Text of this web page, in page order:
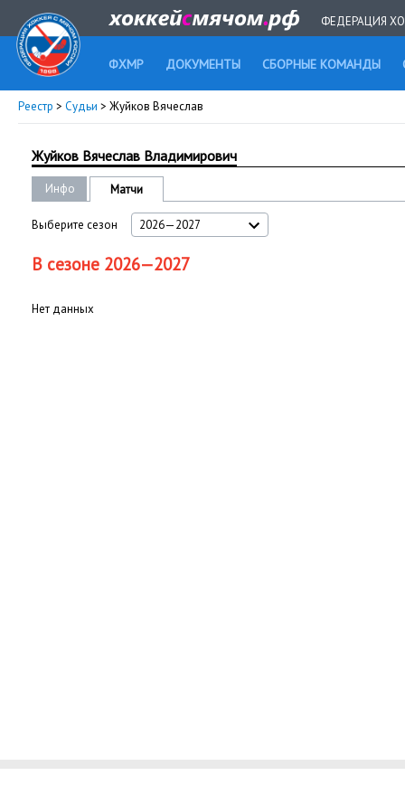
ФЕДЕРАЦИЯ
ФХМР ДОКУМЕНТЫ СБОРНЫЕ КОМАНДЫ
Реестр > Судьи > Жуйков Вячеслав
Жуйков Вячеслав Владимирович
Инфо Матчи
Выберите сезон 2026—2027
В сезоне 2026—2027
Нет данных